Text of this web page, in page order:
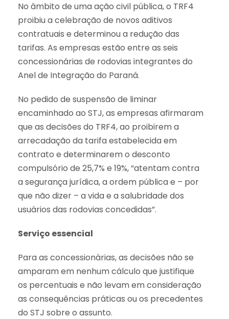
No âmbito de uma ação civil pública, o TRF4
proibiu a celebração de novos aditivos
contratuais e determinou a redução das
tarifas. As empresas estão entre as seis
concessionárias de rodovias integrantes do
Anel de Integração do Paraná.
No pedido de suspensão de liminar
encaminhado ao STJ, as empresas afirmaram
que as decisões do TRF4, ao proibirem a
arrecadação da tarifa estabelecida em
contrato e determinarem o desconto
compulsório de 25,7% e 19%, “atentam contra
a segurança jurídica, a ordem pública e – por
que não dizer – a vida e a salubridade dos
usuários das rodovias concedidas”.
Serviço essencial
Para as concessionárias, as decisões não se
amparam em nenhum cálculo que justifique
os percentuais e não levam em consideração
as consequências práticas ou os precedentes
do STJ sobre o assunto.